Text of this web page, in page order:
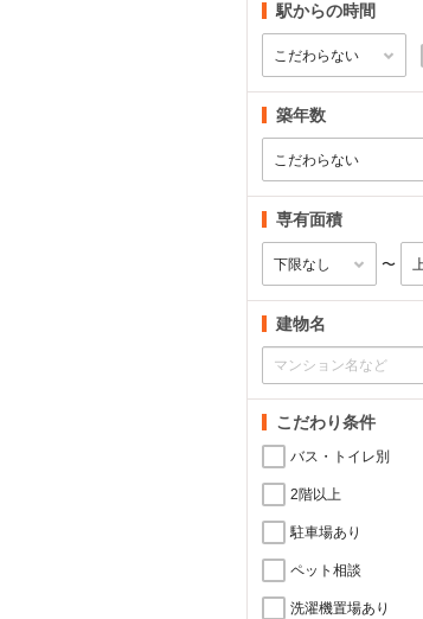
駅からの時間
築年数
専有面積
〜
建物名
こだわり条件
バス・トイレ別
2階以上
駐車場あり
ペット相談
洗濯機置場あり